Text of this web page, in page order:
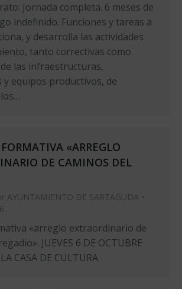
Jornada completa. 6 meses de
indefinido. Funciones y tareas a
y desarrolla las actividades
tanto correctivas como
las infraestructuras,
y equipos productivos, de
«ARREGLO
DE CAMINOS DEL
AYUNTAMIENTO DE SARTAGUDA
«arreglo extraordinario de
JUEVES 6 DE OCTUBRE
CASA DE CULTURA.